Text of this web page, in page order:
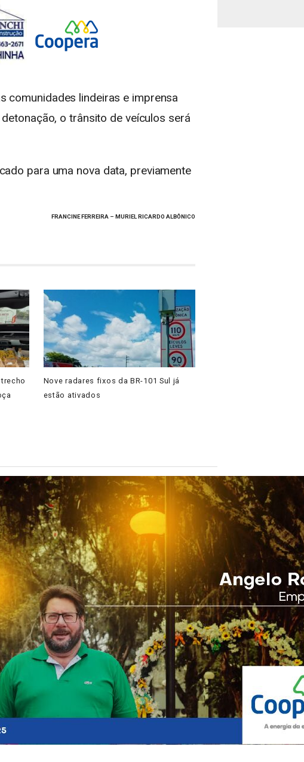
comunidades lindeiras e imprensa
o trânsito de veículos será
para uma nova data, previamente
FRANCINE FERREIRA – MURIEL RICARDO ALBÔNICO
Nove radares fixos da BR-101 Sul já
estão ativados